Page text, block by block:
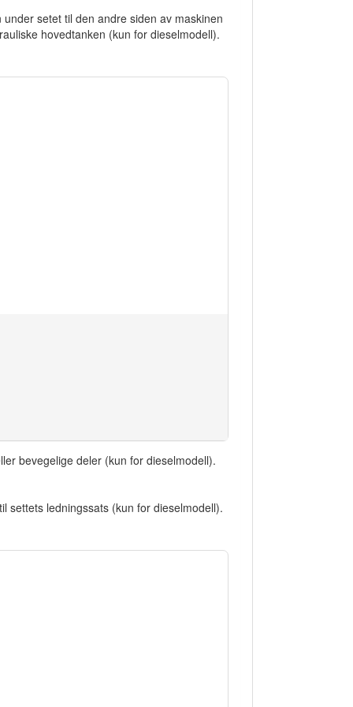
setet til den andre siden av maskinen
hovedtanken (kun for dieselmodell).
bevegelige deler (kun for dieselmodell).
settets ledningssats (kun for dieselmodell).